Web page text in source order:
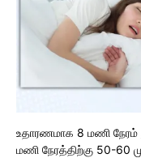
உதாரணமாக 8 மணி நேரம்
மணி நேரத்திற்கு 50-60